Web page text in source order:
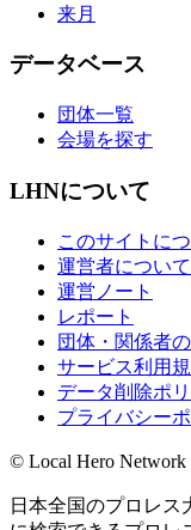
来月
データベース
団体一覧
会場を探す
LHNについて
このサイトに
運営者について
運営ノート
レポート
団体・関係者
サービス利用
データ削除ポ
プライバシー
© Local Hero Network
日本全国のプロレス